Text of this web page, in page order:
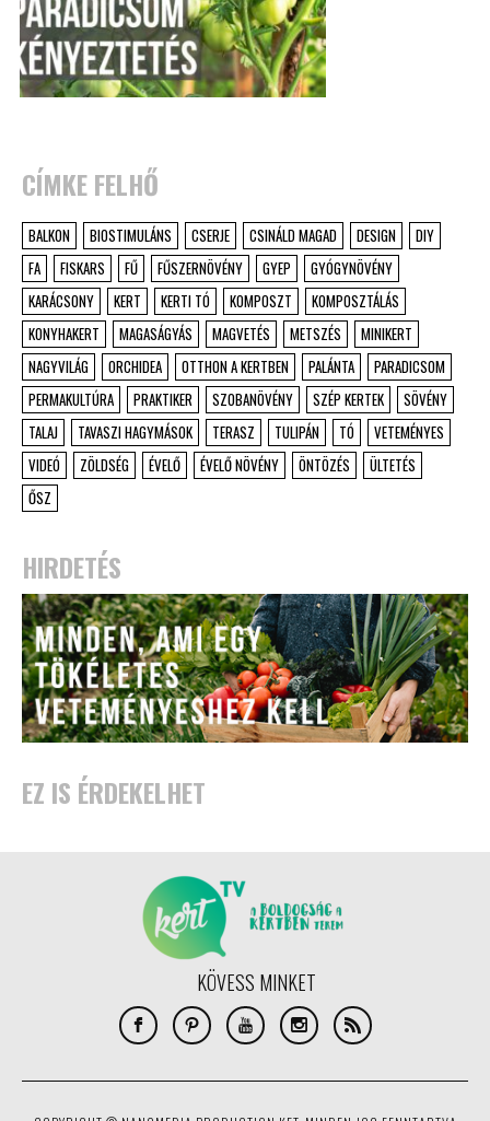
CÍMKE FELHŐ
BALKON BIOSTIMULÁNS CSERJE CSINÁLD MAGAD DESIGN
DIY
FA
FISKARS FŰ FŰSZERNÖVÉNY GYEP
GYÓGYNÖVÉNY
KARÁCSONY
KERT KERTI TÓ KOMPOSZT
KOMPOSZTÁLÁS
KONYHAKERT
MAGASÁGYÁS MAGVETÉS METSZÉS
MINIKERT
NAGYVILÁG
ORCHIDEA OTTHON A KERTBEN PALÁNTA
PARADICSOM
PERMAKULTÚRA
PRAKTIKER SZOBANÖVÉNY SZÉP KERTEK
SÖVÉNY
TALAJ
TAVASZI HAGYMÁSOK TERASZ TULIPÁN TÓ
VETEMÉNYES
VIDEÓ
ZÖLDSÉG ÉVELŐ ÉVELŐ NÖVÉNY ÖNTÖZÉS
ÜLTETÉS
ŐSZ
HIRDETÉS
EZ IS ÉRDEKELHET
KÖVESS MINKET